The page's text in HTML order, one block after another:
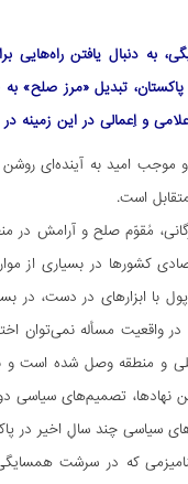
به دنبال یافتن
پاکستان، تبدیل «مرز
و اِعمالی در این زمینه
موجب امید به آینده‌ای
است.
مُقوّم صلح و آرامش در
کشورها در بسیاری از
با ابزارهای در دست، در
در واقعیت مسأله
و منطقه وصل شده است و
نهادها، تصمیم‌های سیاسی
سیاسی چند سالِ اخیر در
که در سرشت